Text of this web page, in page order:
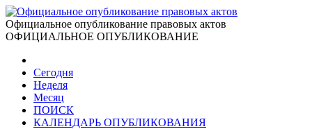
Официальное опубликование правовых актов
ОФИЦИАЛЬНОЕ ОПУБЛИКОВАНИЕ
Сегодня
Неделя
Месяц
ПОИСК
КАЛЕНДАРЬ ОПУБЛИКОВАНИЯ